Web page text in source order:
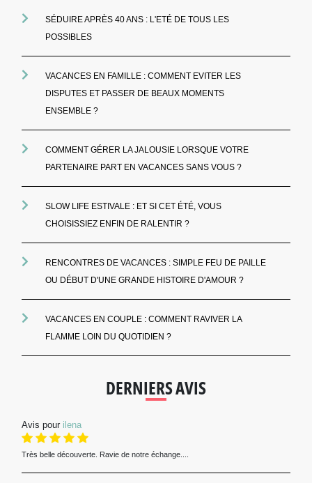
SÉDUIRE APRÈS 40 ANS : L'ETÉ DE TOUS LES
POSSIBLES
VACANCES EN FAMILLE : COMMENT EVITER LES
DISPUTES ET PASSER DE BEAUX MOMENTS
ENSEMBLE ?
COMMENT GÉRER LA JALOUSIE LORSQUE VOTRE
PARTENAIRE PART EN VACANCES SANS VOUS ?
SLOW LIFE ESTIVALE : ET SI CET ÉTÉ, VOUS
CHOISISSIEZ ENFIN DE RALENTIR ?
RENCONTRES DE VACANCES : SIMPLE FEU DE PAILLE
OU DÉBUT D'UNE GRANDE HISTOIRE D'AMOUR ?
VACANCES EN COUPLE : COMMENT RAVIVER LA
FLAMME LOIN DU QUOTIDIEN ?
DERNIERS AVIS
Avis pour ilena
Très belle découverte. Ravie de notre échange....